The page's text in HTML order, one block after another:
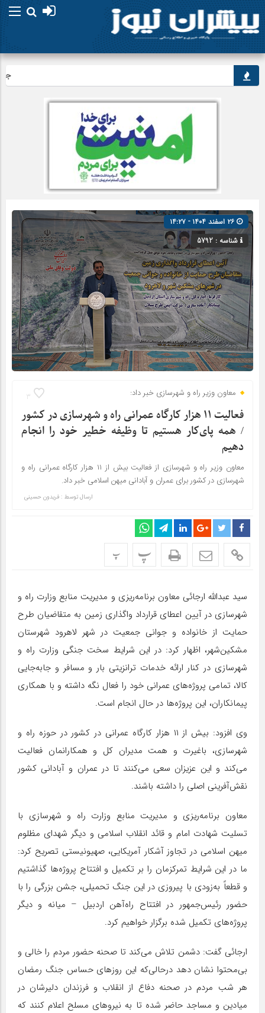
شناسه : 5792
3 معاون وزیر راه و شهرسازی خبر داد:
فعالیت ۱۱ هزار کارگاه عمرانی راه و شهرسازی در کشور
/ همه پای‌کار هستیم تا وظیفه خطیر خود را انجام
دهیم
معاون وزیر راه و شهرسازی از فعالیت بیش از ۱۱ هزار کارگاه عمرانی راه و
شهرسازی در کشور برای عمران و آبادانی میهن اسلامی خبر داد.
ارسال توسط : فریدون حسینی
پ پ
سید عبدالله ارجائی معاون برنامه‌ریزی و مدیریت منابع وزارت راه و
شهرسازی در آیین اعطای قرارداد واگذاری زمین به متقاضیان طرح
حمایت از خانواده و جوانی جمعیت در شهر لاهرود شهرستان
مشکین‌شهر، اظهار کرد: در این شرایط سخت جنگی وزارت راه و
شهرسازی در کنار ارائه خدمات ترانزیتی بار و مسافر و جابه‌جایی
کالا، تمامی پروژه‌های عمرانی خود را فعال نگه داشته و با همکاری
پیمانکاران، این پروژه‌ها در حال انجام است.
وی افزود: بیش از ۱۱ هزار کارگاه عمرانی در کشور در حوزه راه و
شهرسازی، باغیرت و همت مدیران کل و همکارانمان فعالیت
می‌کند و این عزیزان سعی می‌کنند تا در عمران و آبادانی کشور
نقش‌آفرینی اصلی را داشته باشند.
معاون برنامه‌ریزی و مدیریت منابع وزارت راه و شهرسازی با
تسلیت شهادت امام و قائد انقلاب اسلامی و دیگر شهدای مظلوم
میهن اسلامی در تجاوز آشکار آمریکایی، صهیونیستی تصریح کرد:
ما در این شرایط تمرکزمان را بر تکمیل و افتتاح پروژه‌ها گذاشتیم
و قطعاً به‌زودی با پیروزی در این جنگ تحمیلی، جشن بزرگی را با
حضور رئیس‌جمهور در افتتاح راه‌آهن اردبیل – میانه و دیگر
پروژه‌های تکمیل شده برگزار خواهیم کرد.
ارجائی گفت: دشمن تلاش می‌کند تا صحنه حضور مردم را خالی و
بی‌محتوا نشان دهد درحالی‌که این روزهای حساس جنگ رمضان
هر شب مردم در صحنه دفاع از انقلاب و فرزندان دلیرشان در
میادین و مساجد حاضر شده تا به نیروهای مسلح اعلام کنند که